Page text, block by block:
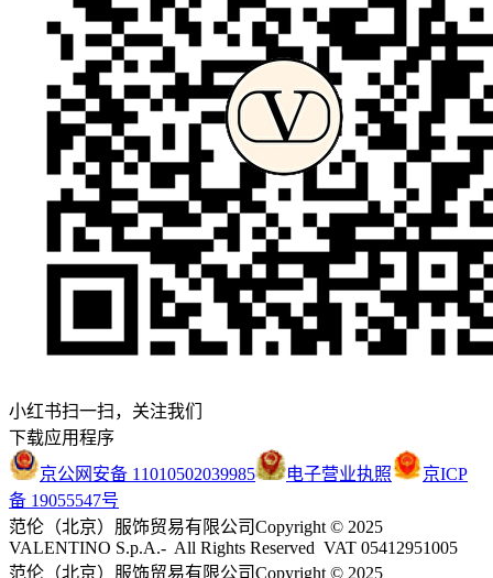
小红书扫一扫，关注我们
下载应用程序
京公网安备 11010502039985
电子营业执照
京ICP
备 19055547号
范伦（北京）服饰贸易有限公司Copyright © 2025
VALENTINO S.p.A.- All Rights Reserved VAT 05412951005
范伦（北京）服饰贸易有限公司Copyright © 2025